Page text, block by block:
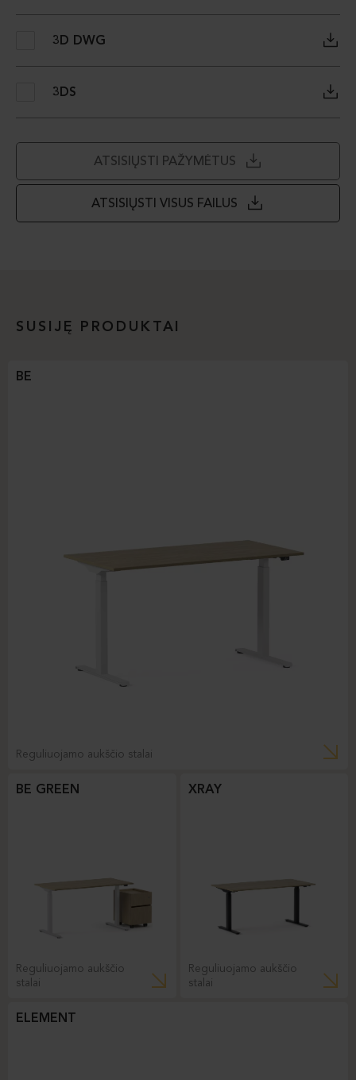
3D DWG
3DS
ATSISIŲSTI PAŽYMĖTUS
ATSISIŲSTI VISUS FAILUS
SUSIJĘ PRODUKTAI
BE
Reguliuojamo aukščio stalai
BE GREEN
Reguliuojamo aukščio
stalai
XRAY
Reguliuojamo aukščio
stalai
ELEMENT